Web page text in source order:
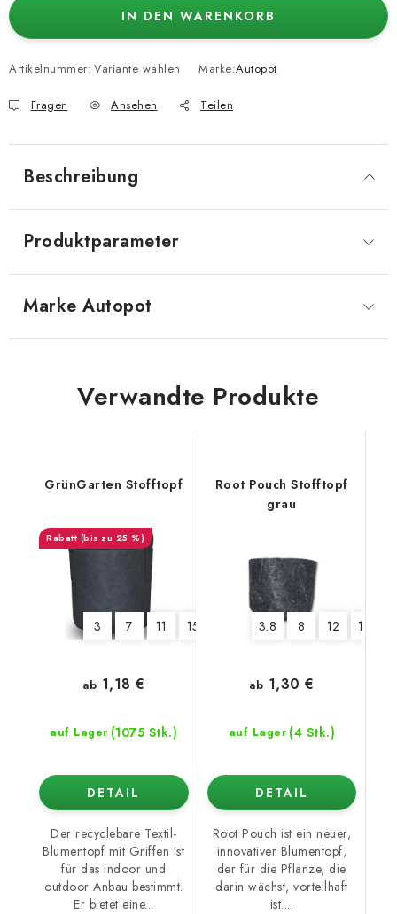
IN DEN WARENKORB
Artikelnummer: Variante wählen Marke:Autopot
Fragen Ansehen Teilen
Beschreibung
Produktparameter
Marke Autopot
Verwandte Produkte
GrünGarten Stofftopf
(bis zu 25 %)
3 7 11 15 26 38 57 76
auf Lager (1075 Stk.)
ab 1,18 €
DETAIL
Der recyclebare Textil-
Blumentopf mit Griffen ist
für das indoor und
outdoor Anbau bestimmt.
Er bietet eine...
Root Pouch Stofftopf
grau
3.8 8 12 16
auf Lager (4 Stk.)
ab 1,30 €
DETAIL
Root Pouch ist ein neuer,
innovativer Blumentopf,
der für die Pflanze, die
darin wächst, vorteilhaft
ist....